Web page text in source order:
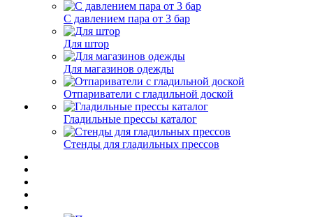
С давлением пара от 3 бар
Для штор
Для магазинов одежды
Отпариватели с гладильной доской
Гладильные прессы каталог
Стенды для гладильных прессов